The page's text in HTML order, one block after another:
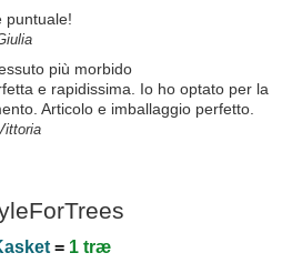
puntuale!
più morbido
e rapidissima. Io ho optato per la
Articolo e imballaggio perfetto.
= 1 træ